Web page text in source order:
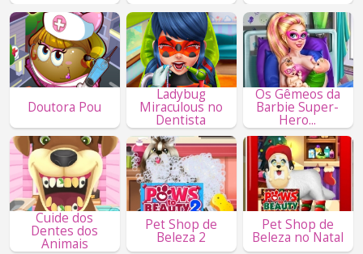
Doutora Pou
Ladybug
Miraculous no
Dentista
Os Gêmeos da
Barbie Super-
Hero...
Cuide dos
Dentes dos
Animais
Pet Shop de
Beleza 2
Pet Shop de
Beleza no Natal